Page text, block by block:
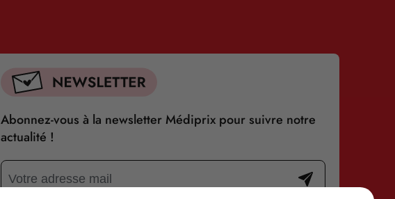
Abonnez-vous à la newsletter Médiprix pour suivre notre
actualité !